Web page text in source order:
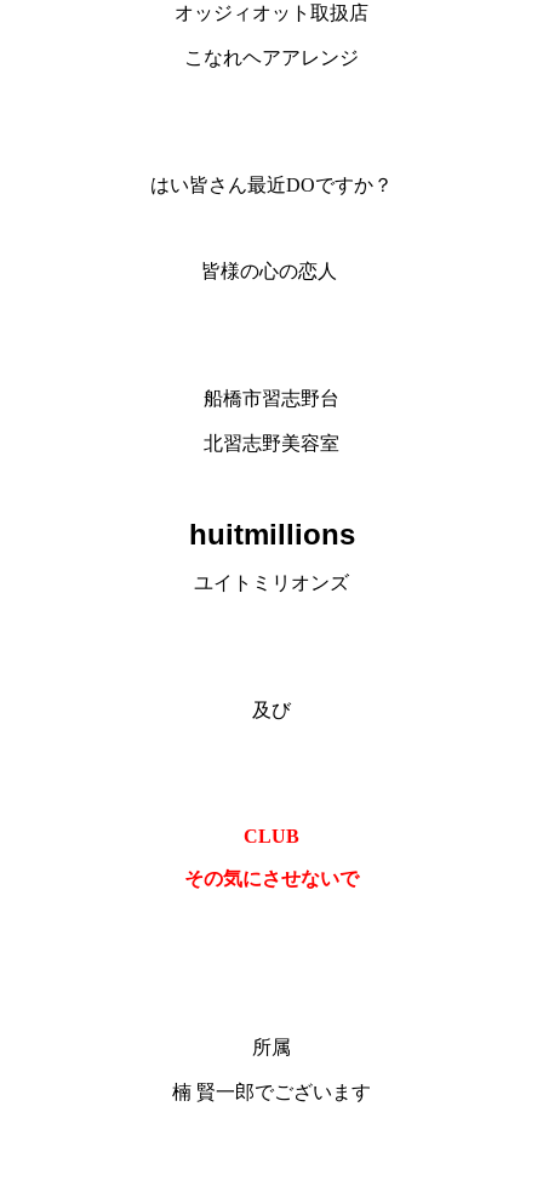
オッジィオット取扱店
こなれヘアアレンジ
はい皆さん最近DOですか？
皆様の心の恋人
船橋市習志野台
北習志野美容室
huitmillions
ユイトミリオンズ
及び
CLUB
その気にさせないで
所属
楠 賢一郎でございます